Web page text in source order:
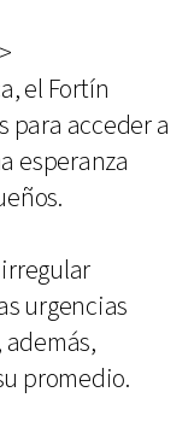
el Fortín
para acceder a
esperanza
urgencias
promedio.